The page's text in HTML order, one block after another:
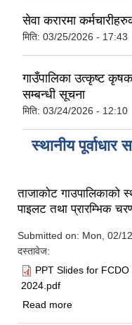
सेवा करारमा
मिति: 03/25/2026 - 17:43
गाउँपालिका उत्कृष्ट
सम्बन्धी सूचना
मिति: 03/24/2026 - 12:10
स्थानीय
ताजाकोट गाउपालिकाको
पाइलट तथा प्रारम्भिक
Submitted on: Mon, 02/
दस्तावेज:
PPT Slides for
2024.pdf
Read more